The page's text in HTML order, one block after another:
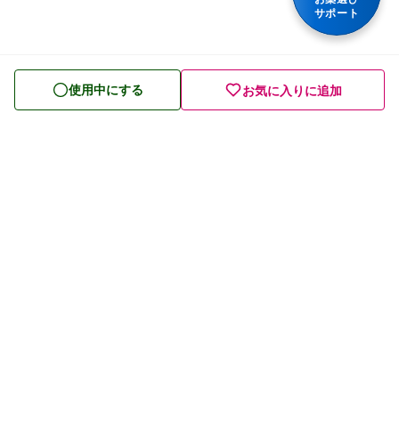
皮膚薬 使用中にする お気に入りに追加
サポート